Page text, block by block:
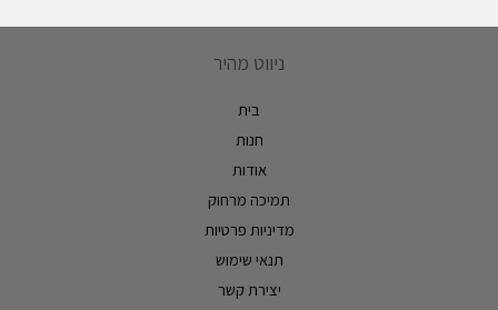
ג
ניווט מהיר
בית
חנות
אודות
תמיכה מרחוק
מדיניות פרטיות
תנאי שימוש
יצירת קשר